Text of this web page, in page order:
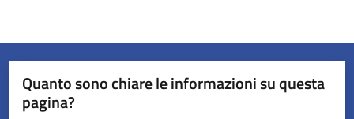
Quanto sono chiare le informazioni su questa
pagina?